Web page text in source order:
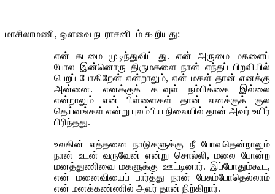
மாசிலாமணி, ஔவை நடராசனிடம் கூறியது:
என் கடமை முடிந்துவிட்டது. என் அருமை மகளைப்
போல இன்னொரு திருமகளை நான் எந்தப் பிறவியில்
பெறப் போகிறேன் என்றாலும், என் மகள் தான் எனக்கு
அன்னை. எனக்குக் கடவுள் நம்பிக்கை இல்லை
என்றாலும் என் பிள்ளைகள் தான் எனக்குக் குல
தெய்வங்கள் என்று புலம்பிய நிலையில் தான் அவர் உயிர்
பிரிந்தது.
உலகின் எத்தனை நாடுகளுக்கு நீ போவதென்றாலும்
நான் உடன் வருவேன் என்று சொல்லி, மலை போன்ற
மனத்துணிவை மகளுக்கு ஊட்டினார். இப்போதும்கூட,
என் மனைவியைப் பார்த்து நான் பேசும்போதெல்லாம்
என் மனக்கண்ணில் அவர் தான் நிற்கிறார்.